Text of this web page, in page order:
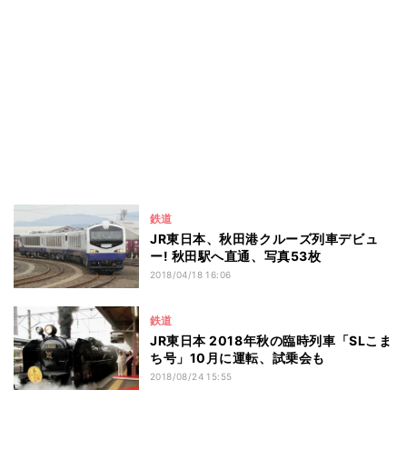
鉄道
JR東日本、秋田港クルーズ列車デビュ
ー! 秋田駅へ直通、写真53枚
2018/04/18 16:06
鉄道
JR東日本 2018年秋の臨時列車「SLこま
ち号」10月に運転、試乗会も
2018/08/24 15:55